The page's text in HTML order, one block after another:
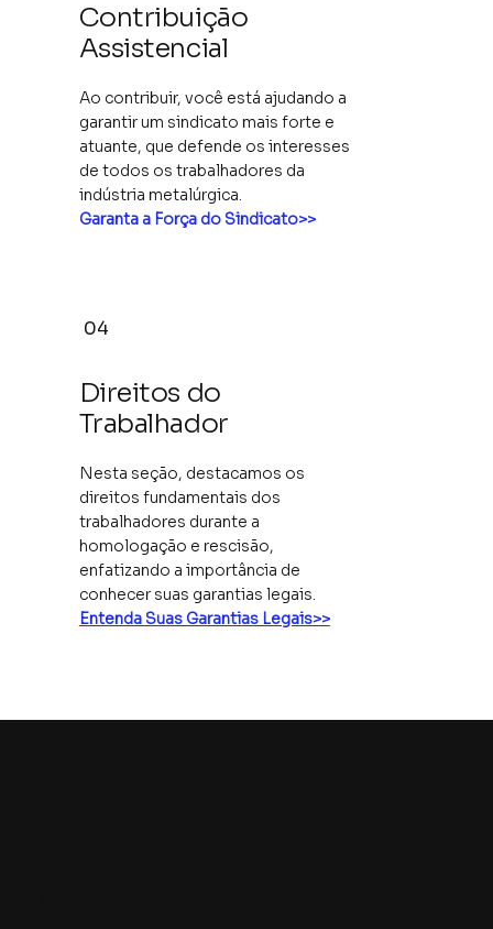
Contribuição
Assistencial
Ao contribuir, você está ajudando a
garantir um sindicato mais forte e
atuante, que defende os interesses
de todos os trabalhadores da
indústria metalúrgica.
Garanta a Força do Sindicato>>
04
Direitos do
Trabalhador
Nesta seção, destacamos os
direitos fundamentais dos
trabalhadores durante a
homologação e rescisão,
enfatizando a importância de
conhecer suas garantias legais.
Entenda Suas Garantias Legais>>